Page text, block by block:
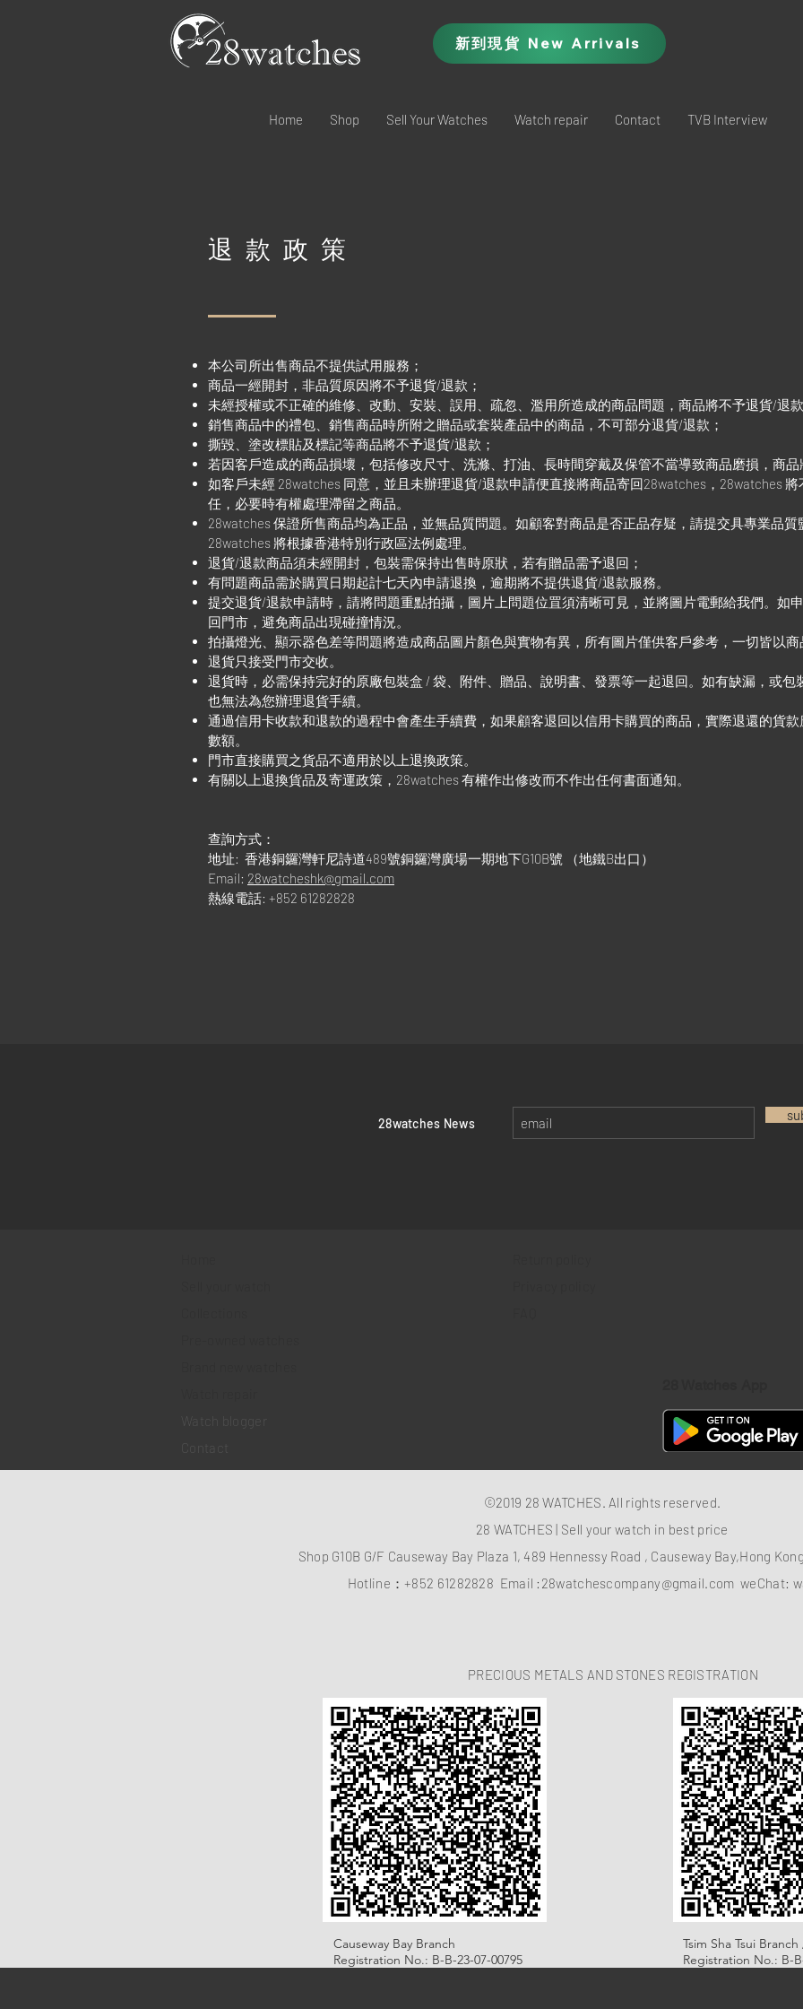
新到現貨 New Arrivals
Home Shop Sell Your Watches Watch repair Contact TVB Interview
退款政策
本公司所出售商品不提供試用服務；
商品一經開封，非品質原因將不予退貨/退款；
未經授權或不正確的維修、改動、安裝、誤用、疏忽、濫用所造成的商品問題，商品將不予退貨/退款
銷售商品中的禮包、銷售商品時所附之贈品或套裝產品中的商品，不可部分退貨/退款；
撕毀、塗改標貼及標記等商品將不予退貨/退款；
若因客戶造成的商品損壞，包括修改尺寸、洗滌、打油、長時間穿戴及保管不當導致商品磨損，商品
如客戶未經 28watches 同意，並且未辦理退貨/退款申請便直接將商品寄回28watches，28watches
任，必要時有權處理滯留之商品。
28watches 保證所售商品均為正品，並無品質問題。如顧客對商品是否正品存疑，請提交具專業品質
28watches 將根據香港特別行政區法例處理。
退貨/退款商品須未經開封，包裝需保持出售時原狀，若有贈品需予退回；
有問題商品需於購買日期起計七天內申請退換，逾期將不提供退貨/退款服務。
提交退貨/退款申請時，請將問題重點拍攝，圖片上問題位罝須清晰可見，並將圖片電郵給我們。如
回門市，避免商品出現碰撞情況。
拍攝燈光、顯示器色差等問題將造成商品圖片顏色與實物有異，所有圖片僅供客戶參考，一切皆以商
退貨只接受門市交收。
退貨時，必需保持完好的原廠包裝盒 / 袋、附件、贈品、說明書、發票等一起退回。如有缺漏，或包
也無法為您辦理退貨手續。
通過信用卡收款和退款的過程中會產生手續費，如果顧客退回以信用卡購買的商品，實際退還的貨
數額。
門市直接購買之貨品不適用於以上退換政策。
有關以上退換貨品及寄運政策，28watches 有權作出修改而不作出任何書面通知。
查詢方式：
地址: 香港銅鑼灣軒尼詩道489號銅鑼灣廣場一期地下G10B號 （地鐵B出口）
Email: 28watcheshk@gmail.com
熱線電話: +852 61282828
​28watches News
Watch blogger
©2019 28 WATCHES. All rights reserved.
28 WATCHES | Sell your watch in best price
Shop G10B G/F Causeway Bay Plaza 1, 489 Hennessy Road , Causeway Bay,Hong Kong
Hotline：+852 61282828 Email : 28watchescompany@gmail.com weChat:
PRECIOUS METALS AND STONES REGISTRATION
Causeway Bay Branch
Registration No.: B-B-23-07-00795
Tsim Sha Tsui
Registration No.: B-